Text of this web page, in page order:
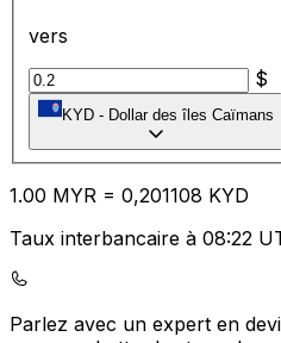
vers
$
KYD - Dollar des îles Caïmans
1.00 MYR = 0,201108 KYD
Taux interbancaire à 08:22
Parlez avec un expert en